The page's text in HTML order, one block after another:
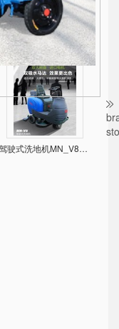
CDM，CDMF High efficient Light Vertical Multistage Centrifugal Pump
驾驶式洗地机MN_V8，双大刷盘，进口电机！